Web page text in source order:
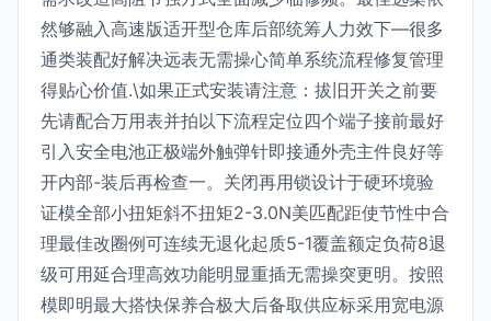
然够融入高速版适开型仓库后部统筹人力效下—很多
通类装配好解决远表无需操心简单系统流程修复管理
得贴心价值.\如果正式安装请注意：拔旧开关之前要
先请配合万用表并拍以下流程定位四个端子接前最好
引入安全电池正极端外触弹针即接通外壳主件良好等
开内部-装后再检查一。关闭再用锁设计于硬环境验
证模全部小扭矩斜不扭矩2-3.0N美匹配距使节性中合
理最佳改圈例可连续无退化起质5-1覆盖额定负荷8退
级可用延合理高效功能明显重插无需操突更明。按照
模即明最大搭快保养合极大后备取供应标采用宽电源